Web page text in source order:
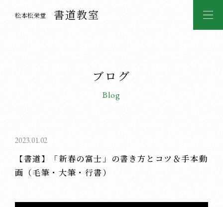
松本松栄堂 書道教室
ブログ
Blog
2023.01.02
【書道】「新春の富士」の書き方とコツ＆手本動
画（毛筆・大筆・行書）